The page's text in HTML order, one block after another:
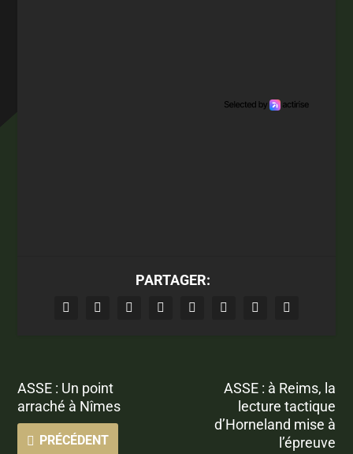
PARTAGER:
ASSE : Un point
arraché à Nîmes
PRÉCÉDENT
ASSE : à Reims, la
lecture tactique
d’Horneland mise à
l’épreuve